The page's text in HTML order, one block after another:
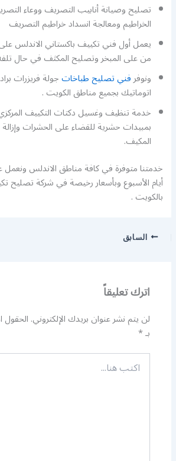
تصليح وصيانة أنابيب التصريف ووعاء
الخراطيم ومعالجة انسداد خراطيم التصريف
يعمل أول فني تكييف باكستاني الاندلس على
من على المبخر وتصليح المكثف في حال
ونوفرفني تصليح طباخاتجولة فريزرات
اتوماتيك بجميع مناطق الكويت .
خدمة تنظيف وغسيل دكتات التكييف المركزي
بمبيدات حشرية للقضاء على الحشرات وإزالة
المكيف.
خدمتنا متوفرة في كافة مناطق الاندلس ونعمل
أيام الأسبوع وبأسعار رخيصة في شركة تصليح
بالكويت .
السابق
اترك تعليقاً
لن يتم نشر عنوان بريدك الإلكتروني.الحقول
بـ*
اكتب
هنا...